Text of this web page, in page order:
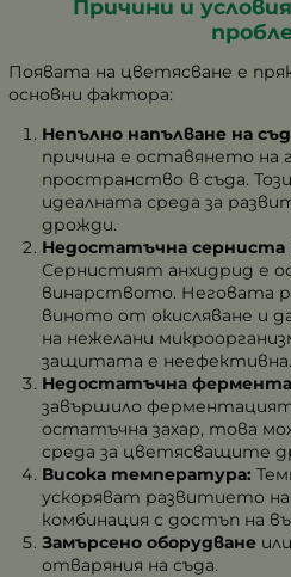
Причини и
Появата на цветясване е
основни фактора:
Непълно напълване на
причина е оставянето на
пространство в съда.
идеалната среда за
дрожди.
Недостатъчна серниста
Сернистият анхидрид е
винарството. Неговата
виното от окисляване и
на нежелани
защитата е неефективна.
Недостатъчна
завършило
остатъчна захар, това
среда за цветясващите
Висока температура:
ускоряват развитието
комбинация с достъп на
Замърсено оборудване
отваряния на съда.